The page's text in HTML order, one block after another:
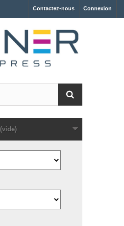
Connexion
Contactez-nous
(vide)